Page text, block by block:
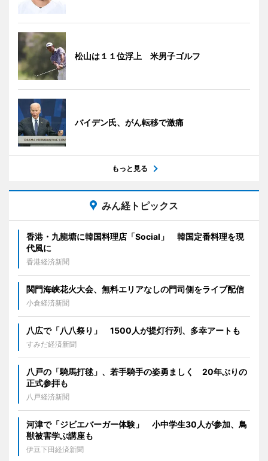
松山は１１位浮上 米男子ゴルフ
バイデン氏、がん転移で激痛
もっと見る
みん経トピックス
香港・九龍塘に韓国料理店「Social」 韓国定番料理を現
代風に
香港経済新聞
関門海峡花火大会、無料エリアなしの門司側をライブ配信
小倉経済新聞
八広で「八八祭り」 1500人が提灯行列、多幸アートも
すみだ経済新聞
八戸の「騎馬打毬」、若手騎手の姿勇ましく 20年ぶりの
正式参拝も
八戸経済新聞
河津で「ジビエバーガー体験」 小中学生30人が参加、鳥
獣被害学ぶ講座も
伊豆下田経済新聞